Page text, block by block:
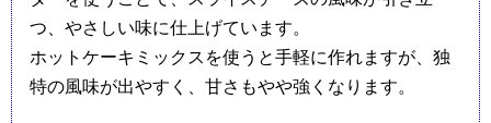
つ、やさしい味に仕上げています。
ホットケーキミックスを使うと手軽に作れますが、独
特の風味が出やすく、甘さもやや強くなります。